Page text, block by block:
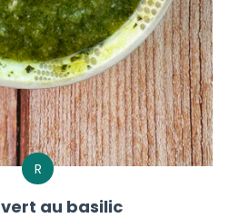
R
au basilic